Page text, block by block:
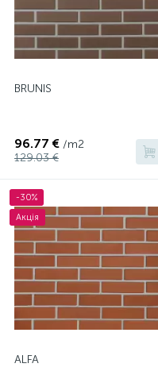
BRUNIS
96.77 € /m2
129.03 €
-30%
Акція
ALFA